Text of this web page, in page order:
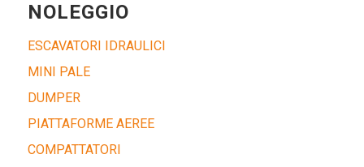
NOLEGGIO
ESCAVATORI IDRAULICI
MINI PALE
DUMPER
PIATTAFORME AEREE
COMPATTATORI